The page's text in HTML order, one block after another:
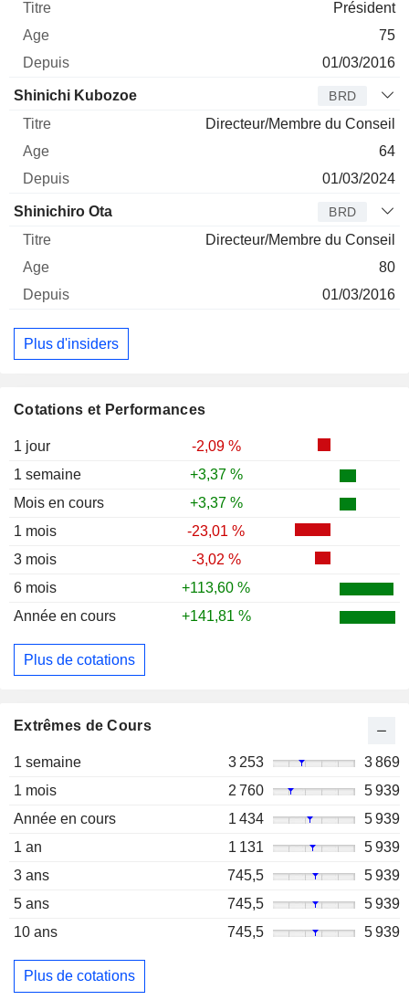
Cotations et Performances
1 jour
-2,09 %
1 semaine
+3,37 %
Mois en cours
+3,37 %
1 mois
-23,01 %
3 mois
-3,02 %
6 mois
+113,60 %
Année en cours
+141,81 %
Plus de cotations
Extrêmes de Cours
1 semaine 3 253
3 869
1 mois
2 760
5 939
Année en cours
1 434
5 939
1 an
1 131
5 939
3 ans
745,5
5 939
5 ans
745,5
5 939
10 ans
745,5 5 939
Plus de cotations
Président
75
01/03/2016
Shinichi Kubozoe BRD
Directeur/Membre du Conseil
64
01/03/2024
Shinichiro Ota BRD
Directeur/Membre du Conseil
80
01/03/2016
Plus d'insiders